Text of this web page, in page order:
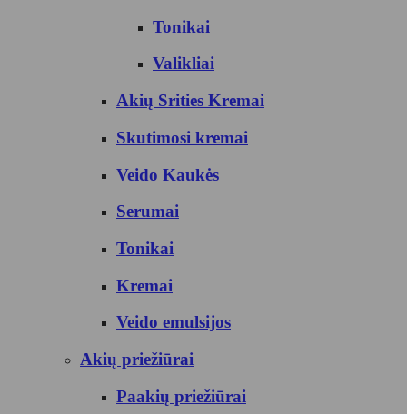
Tonikai
Valikliai
Akių Srities Kremai
Skutimosi kremai
Veido Kaukės
Serumai
Tonikai
Kremai
Veido emulsijos
Akių priežiūrai
Paakių priežiūrai